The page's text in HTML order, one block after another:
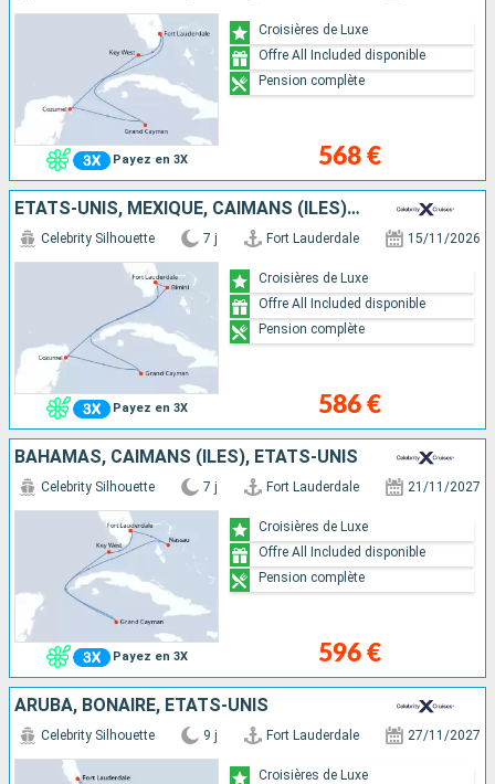
Payez en 3X 568 €
Croisières de Luxe
Offre All Included disponible
Pension complète
ÉTATS-UNIS, MEXIQUE, CAÏMANS (ÎLES), BAHAMAS
Payez en 3X
Celebrity Silhouette 7 j Fort Lauderdale 15/11/2026
586 €
Croisières de Luxe
Offre All Included disponible
Pension complète
BAHAMAS, CAÏMANS (ÎLES), ÉTATS-UNIS
Payez en 3X
Celebrity Silhouette 7 j Fort Lauderdale 21/11/2027
596 €
Croisières de Luxe
Offre All Included disponible
Pension complète
ARUBA, BONAIRE, ÉTATS-UNIS
Celebrity Silhouette 9 j Fort Lauderdale 27/11/2027
Croisières de Luxe